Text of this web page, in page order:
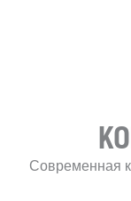
Современная